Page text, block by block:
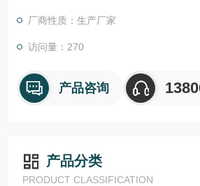
厂商性质：生产厂家
访问量：270
产品咨询
产品分类
PRODUCT CLASSIFICATION